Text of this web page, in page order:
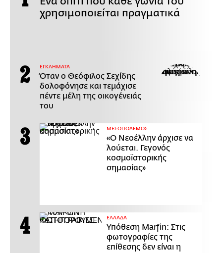
χρησιμοποιείται πραγματικά
ΕΓΚΛΗΜΑΤΑ
Όταν ο Θεόφιλος Σεχίδης
δολοφόνησε και τεμάχισε
πέντε μέλη της οικογένειάς
του
ΜΕΣΟΠΟΛΕΜΟΣ
«Ο Νεοέλλην άρχισε να
λούεται. Γεγονός
κοσμοϊστορικής
σημασίας»
ΕΛΛΑΔΑ
Υπόθεση Marfin: Στις
φωτογραφίες της
επίθεσης δεν είναι η